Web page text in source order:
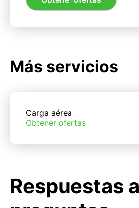
Más servicios
Carga aérea
Obtener ofertas
Respuestas a